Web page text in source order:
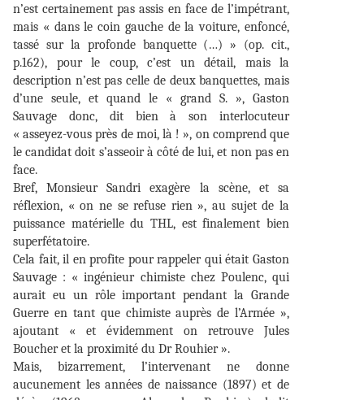
n’est certainement pas assis en face de l’impétrant,
mais « dans le coin gauche de la voiture, enfoncé,
tassé sur la profonde banquette (…) » (op. cit.,
p.162), pour le coup, c’est un détail, mais la
description n’est pas celle de deux banquettes, mais
d’une seule, et quand le « grand S. », Gaston
Sauvage donc, dit bien à son interlocuteur
« asseyez-vous près de moi, là ! », on comprend que
le candidat doit s’asseoir à côté de lui, et non pas en
face.
Bref, Monsieur Sandri exagère la scène, et sa
réflexion, « on ne se refuse rien », au sujet de la
puissance matérielle du THL, est finalement bien
superfétatoire.
Cela fait, il en profite pour rappeler qui était Gaston
Sauvage : « ingénieur chimiste chez Poulenc, qui
aurait eu un rôle important pendant la Grande
Guerre en tant que chimiste auprès de l’Armée »,
ajoutant « et évidemment on retrouve Jules
Boucher et la proximité du Dr Rouhier ».
Mais, bizarrement, l’intervenant ne donne
aucunement les années de naissance (1897) et de